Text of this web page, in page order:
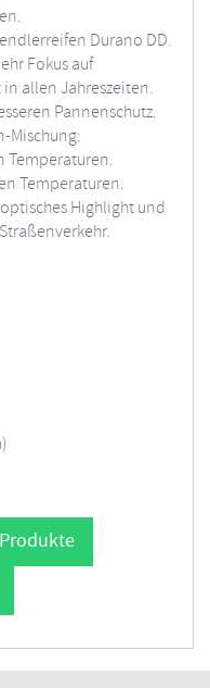
Durano DD.
Fokus auf
allen Jahreszeiten.
Pannenschutz.
Mischung:
Temperaturen.
Temperaturen.
Highlight und